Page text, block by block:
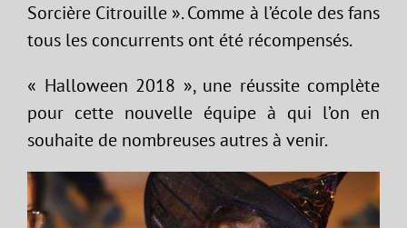
Sorcière Citrouille ». Comme à l’école des fans
tous les concurrents ont été récompensés.
« Halloween 2018 », une réussite complète
pour cette nouvelle équipe à qui l’on en
souhaite de nombreuses autres à venir.